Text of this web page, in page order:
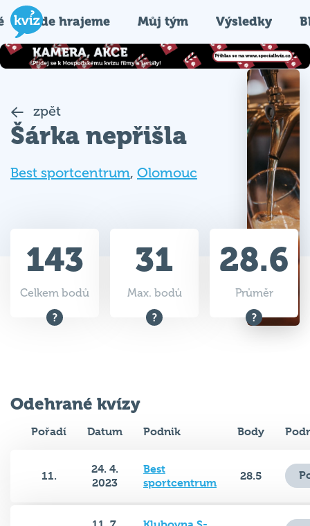
Kde hrajeme Můj tým Výsledky
zpět
Šárka nepřišla
Best sportcentrum, Olomouc
143
Celkem bodů
31
Max. bodů
28.6
Průměr
Odehrané kvízy
Pořadí Datum Podnik Body
11.
24. 4.
2023
Best
sportcentrum
28.5